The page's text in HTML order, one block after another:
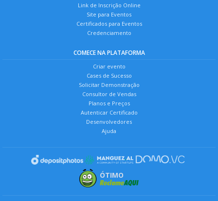
Link de Inscrição Online
Site para Eventos
Certificados para Eventos
Credenciamento
COMECE NA PLATAFORMA
Criar evento
Cases de Sucesso
Solicitar Demonstração
Consultor de Vendas
Planos e Preços
Autenticar Certificado
Desenvolvedores
Ajuda
ÓTIMO